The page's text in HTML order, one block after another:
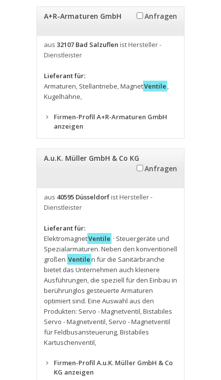
A+R-Armaturen GmbH Anfragen
aus 32107 Bad Salzuflen ist Hersteller -
Dienstleister
Lieferant für:
Armaturen, Stellantriebe,MagnetVentile ,
Kugelhähne,
Firmen-Profil A+R-Armaturen GmbH
anzeigen
A.u.K. Müller GmbH & Co KG
Anfragen
aus 40595 Düsseldorfist Hersteller -
Dienstleister
Lieferant für:
ElektromagnetVentile · Steuergeräte und
Spezialarmaturen. Neben den konventionell
großen Ventilen für die Sanitärbranche
bietet das Unternehmen auch kleinere
Ausführungen, die speziell für den Einbau in
berührunglos gesteuerte Armaturen
optimiert sind. Eine Auswahl aus den
Produkten: Servo - Magnetventil,Bistabiles
Servo - Magnetventil, Servo - Magnetventil
für Feldbusansteuerung,Bistabiles
Kartuschenventil,
Firmen-Profil A.u.K. Müller GmbH & Co
KG anzeigen